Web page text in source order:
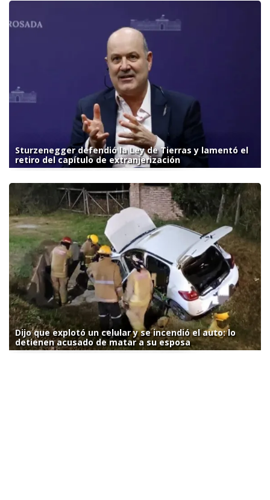
Sturzenegger defendió la Ley de Tierras y lamentó el
retiro del capítulo de extranjerización
Dijo que explotó un celular y se incendió el auto: lo
detienen acusado de matar a su esposa